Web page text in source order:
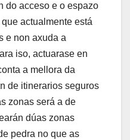
do acceso e o espazo
actualmente está
e non axuda a
iso, actuarase en
a mellora da
de itinerarios seguros
zonas será a de
dúas zonas
pedra no que as